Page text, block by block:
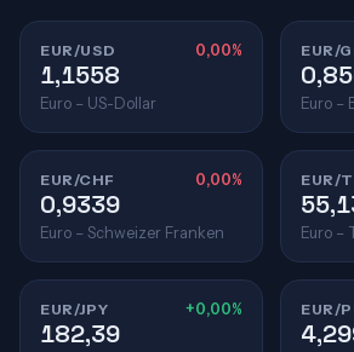
EUR/USD 0,00%
1,1558
Euro – US-Dollar
EUR/
Euro –
EUR/CHF 0,00%
0,9339
Euro – Schweizer Franken
EUR/
Euro –
EUR/JPY +0,00%
182,39
EUR/